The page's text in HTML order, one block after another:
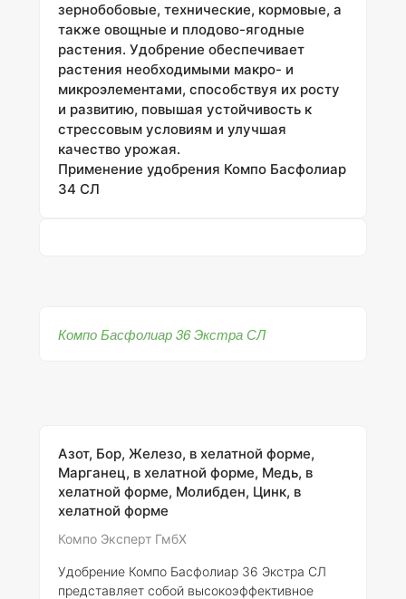
зернобобовые, технические, кормовые, а
также овощные и плодово-ягодные
растения. Удобрение обеспечивает
растения необходимыми макро- и
микроэлементами, способствуя их росту
и развитию, повышая устойчивость к
стрессовым условиям и улучшая
качество урожая.
Применение удобрения Компо Басфолиар
34 СЛ
Компо Басфолиар 36 Экстра СЛ
Азот, Бор, Железо, в хелатной форме,
Марганец, в хелатной форме, Медь, в
хелатной форме, Молибден, Цинк, в
хелатной форме
Компо Эксперт ГмбХ
Удобрение Компо Басфолиар 36 Экстра СЛ
представляет собой высокоэффективное